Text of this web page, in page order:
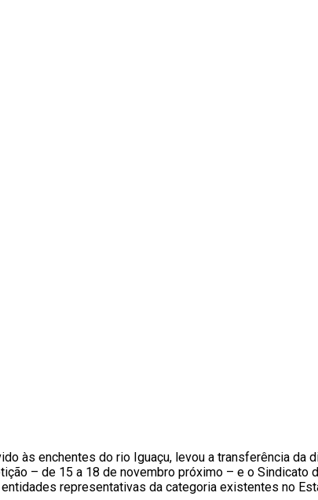
às enchentes do rio Iguaçu, levou a transferência
– de 15 a 18 de novembro próximo – e o Sindicato
representativas da categoria existentes no